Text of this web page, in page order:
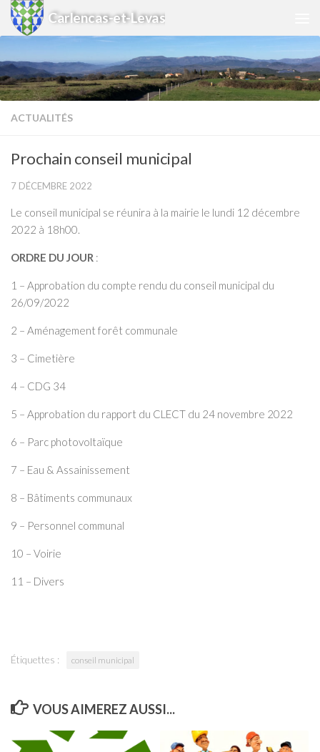
Skip to content
Carlencas-et-Levas
ACTUALITÉS
Prochain conseil municipal
7 DÉCEMBRE 2022
Le conseil municipal se réunira à la mairie le lundi 12 décembre
2022 à 18h00.
ORDRE DU JOUR :
1 – Approbation du compte rendu du conseil municipal du
26/09/2022
2 – Aménagement forêt communale
3 – Cimetière
4 – CDG 34
5 – Approbation du rapport du CLECT du 24 novembre 2022
6 – Parc photovoltaïque
7 – Eau & Assainissement
8 – Bâtiments communaux
9 – Personnel communal
10 – Voirie
11 – Divers
Étiquettes : conseil municipal
VOUS AIMEREZ AUSSI...